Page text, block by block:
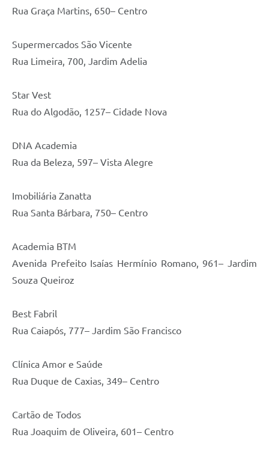
Rua Graça Martins, 650– Centro
Supermercados São Vicente
Rua Limeira, 700, Jardim Adelia
Star Vest
Rua do Algodão, 1257– Cidade Nova
DNA Academia
Rua da Beleza, 597– Vista Alegre
Imobiliária Zanatta
Rua Santa Bárbara, 750– Centro
Academia BTM
Avenida Prefeito Isaías Hermínio Romano, 961– Jardim
Souza Queiroz
Best Fabril
Rua Caiapós, 777– Jardim São Francisco
Clínica Amor e Saúde
Rua Duque de Caxias, 349– Centro
Cartão de Todos
Rua Joaquim de Oliveira, 601– Centro